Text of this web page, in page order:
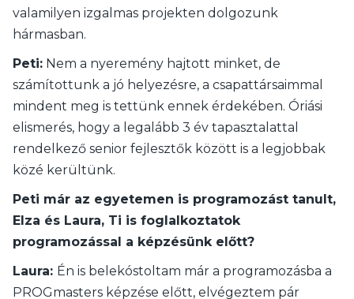
valamilyen izgalmas projekten dolgozunk
hármasban.
Peti: Nem a nyeremény hajtott minket, de
számítottunk a jó helyezésre, a csapattársaimmal
mindent meg is tettünk ennek érdekében. Óriási
elismerés, hogy a legalább 3 év tapasztalattal
rendelkező senior fejlesztők között is a legjobbak
közé kerültünk.
Peti már az egyetemen is programozást tanult,
Elza és Laura, Ti is foglalkoztatok
programozással a képzésünk előtt?
Laura: Én is belekóstoltam már a programozásba a
PROGmasters képzése előtt, elvégeztem pár